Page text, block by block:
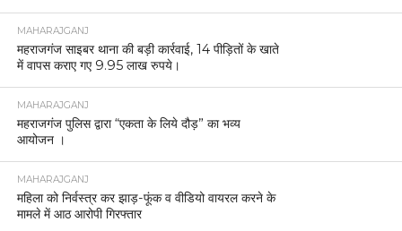
MAHARAJGANJ
महराजगंज साइबर थाना की बड़ी कार्रवाई, 14 पीड़ितों के खाते
में वापस कराए गए 9.95 लाख रुपये।
MAHARAJGANJ
महराजगंज पुलिस द्वारा “एकता के लिये दौड़” का भव्य
आयोजन ।
MAHARAJGANJ
महिला को निर्वस्त्र कर झाड़-फूंक व वीडियो वायरल करने के
मामले में आठ आरोपी गिरफ्तार